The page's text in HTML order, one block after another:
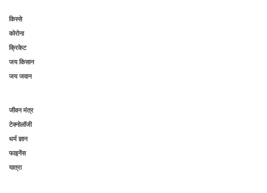
किस्से
कोरोना
क्रिकेट
जय किसान
जय जवान
जीवन मंत्र
टेक्नोलॉजी
धर्म ज्ञान
फाइनेंस
यात्रा